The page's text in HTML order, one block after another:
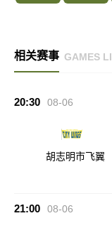
相关赛事 GAMES
20:30 08-06
胡志明市飞翼
21:00 08-06